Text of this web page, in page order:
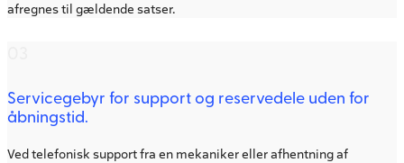
afregnes til gældende satser.
Servicegebyr for support og reservedele uden for
åbningstid.
Ved telefonisk support fra en mekaniker eller afhentning af